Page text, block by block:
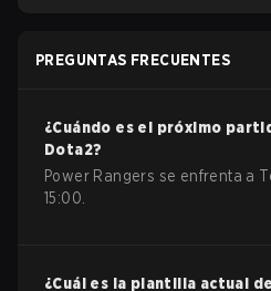
PREGUNTAS FRECUENTES
¿Cuándo es el próximo
Dota2?
Power Rangers se enfrenta a
15:00.
¿Cuál es la plantilla actual de